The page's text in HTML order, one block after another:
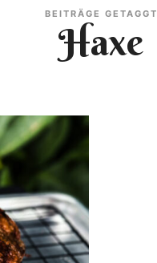
BEITRÄGE GETAGGT
Haxe